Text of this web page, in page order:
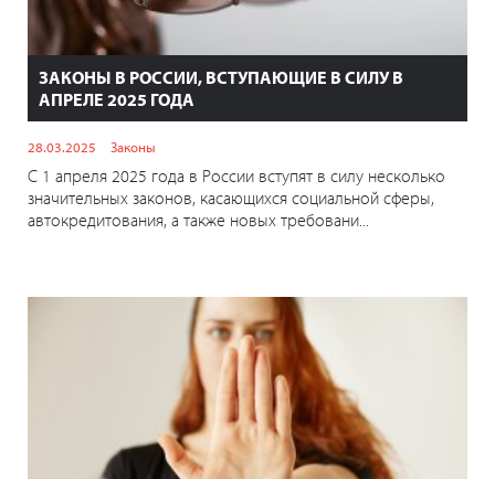
ЗАКОНЫ В РОССИИ, ВСТУПАЮЩИЕ В СИЛУ В
АПРЕЛЕ 2025 ГОДА
28.03.2025 Законы
С 1 апреля 2025 года в России вступят в силу несколько
значительных законов, касающихся социальной сферы,
автокредитования, а также новых требовани...